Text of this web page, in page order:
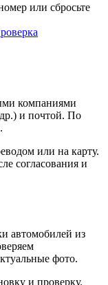
или сбросьте
компаниями
и почтой. По
или на карту.
согласования и
автомобилей из
фото.
и проверку.